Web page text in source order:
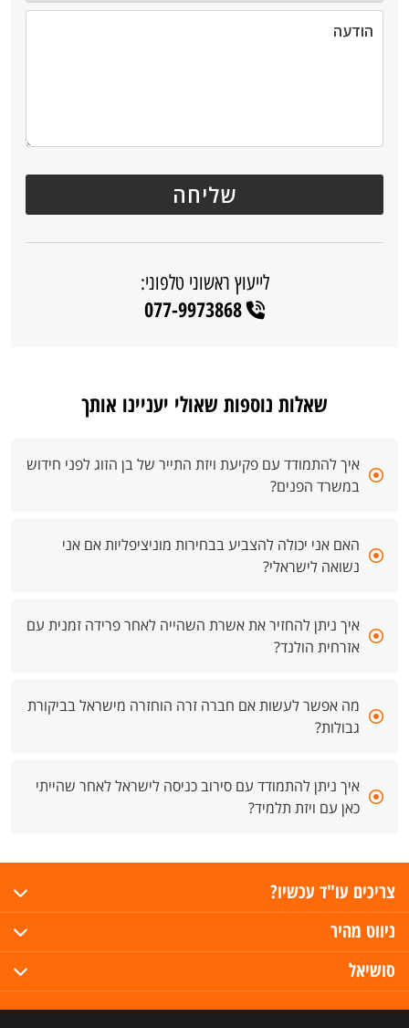
לייעוץ ראשוני טלפוני:
077-9973868
שאלות נוספות שאולי יעניינו אותך
איך להתמודד עם פקיעת ויזת התייר של בן הזוג לפני חידוש
במשרד הפנים?
האם אני יכולה להצביע בבחירות מוניציפליות אם אני
נשואה לישראלי?
איך ניתן להחזיר את אשרת השהייה לאחר פרידה זמנית עם
אזרחית הולנד?
מה אפשר לעשות אם חברה זרה הוחזרה מישראל בביקורת
גבולות?
איך ניתן להתמודד עם סירוב כניסה לישראל לאחר שהייתי
כאן עם ויזת תלמיד?
צריכים עו"ד עכשיו?
ניווט מהיר
סושיאל